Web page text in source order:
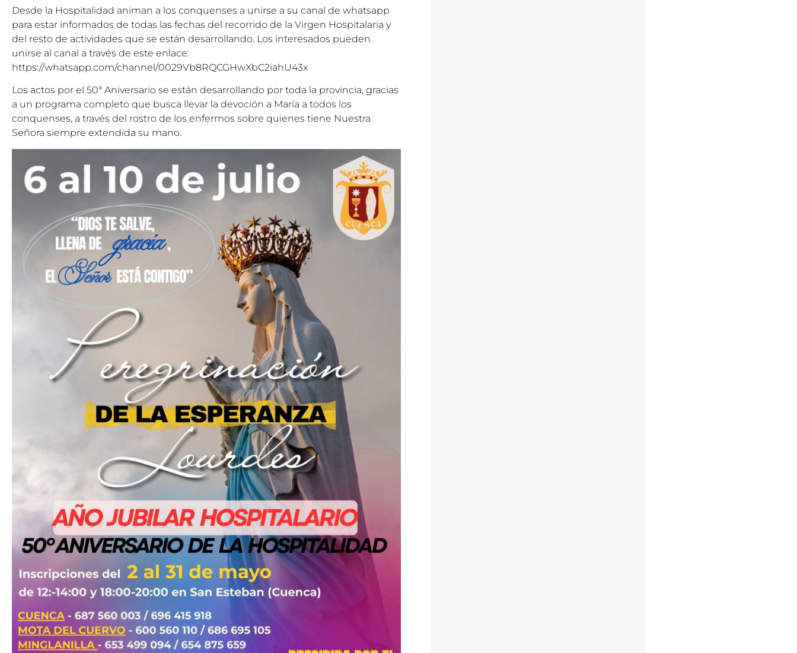
Desde la Hospitalidad animan a los conquenses a unirse a su canal de whatsapp
para estar informados de todas las fechas del recorrido de la Virgen Hospitalaria y
del resto de actividades que se están desarrollando. Los interesados pueden
unirse al canal a través de este enlace:
https://whatsapp.com/channel/0029Vb8RQCGHwXbC2iahU43x
Los actos por el 50ª Aniversario se están desarrollando por toda la provincia, gracias
a un programa completo que busca llevar la devoción a María a todos los
conquenses, a través del rostro de los enfermos sobre quienes tiene Nuestra
Señora siempre extendida su mano.